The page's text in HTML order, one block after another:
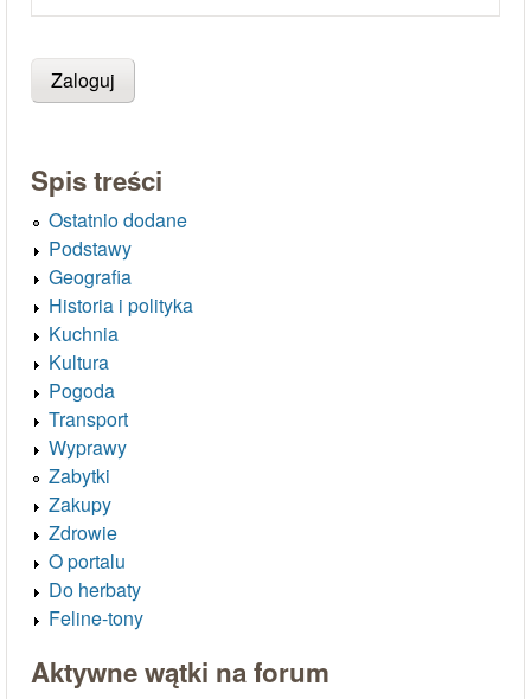
Spis treści
Ostatnio dodane
Podstawy
Geografia
Historia i polityka
Kuchnia
Kultura
Pogoda
Transport
Wyprawy
Zabytki
Zakupy
Zdrowie
O portalu
Do herbaty
Feline-tony
Aktywne wątki na forum